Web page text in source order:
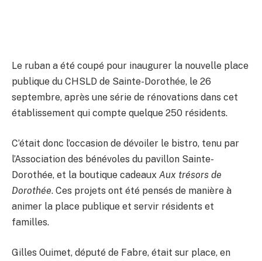
Le ruban a été coupé pour inaugurer la nouvelle place
publique du CHSLD de Sainte-Dorothée, le 26
septembre, après une série de rénovations dans cet
établissement qui compte quelque 250 résidents.
C’était donc l’occasion de dévoiler le bistro, tenu par
l’Association des bénévoles du pavillon Sainte-
Dorothée, et la boutique cadeaux Aux trésors de
Dorothée. Ces projets ont été pensés de manière à
animer la place publique et servir résidents et
familles.
Gilles Ouimet, député de Fabre, était sur place, en